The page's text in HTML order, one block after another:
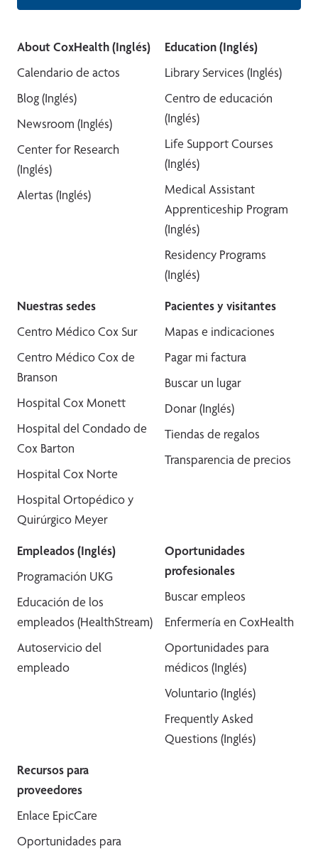
About CoxHealth (Inglés)
Calendario de actos
Blog (Inglés)
Newsroom (Inglés)
Center for Research
(Inglés)
Alertas (Inglés)
Education (Inglés)
Library Services (Inglés)
Centro de educación
(Inglés)
Life Support Courses
(Inglés)
Medical Assistant
Apprenticeship Program
(Inglés)
Residency Programs
(Inglés)
Nuestras sedes
Centro Médico Cox Sur
Centro Médico Cox de
Branson
Hospital Cox Monett
Hospital del Condado de
Cox Barton
Hospital Cox Norte
Hospital Ortopédico y
Quirúrgico Meyer
Pacientes y visitantes
Mapas e indicaciones
Pagar mi factura
Buscar un lugar
Donar (Inglés)
Tiendas de regalos
Transparencia de precios
Empleados (Inglés)
Programación UKG
Educación de los
empleados (HealthStream)
Autoservicio del
empleado
Oportunidades
profesionales
Buscar empleos
Enfermería en CoxHealth
Oportunidades para
médicos (Inglés)
Voluntario (Inglés)
Frequently Asked
Questions (Inglés)
Recursos para
proveedores
Enlace EpicCare
Oportunidades para